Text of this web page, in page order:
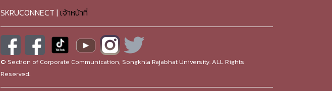
SKRUCONNECT | เจ้าหน้าที่
© Section of Corporate Communication, Songkhla Rajabhat University. ALL Rights
Reserved.